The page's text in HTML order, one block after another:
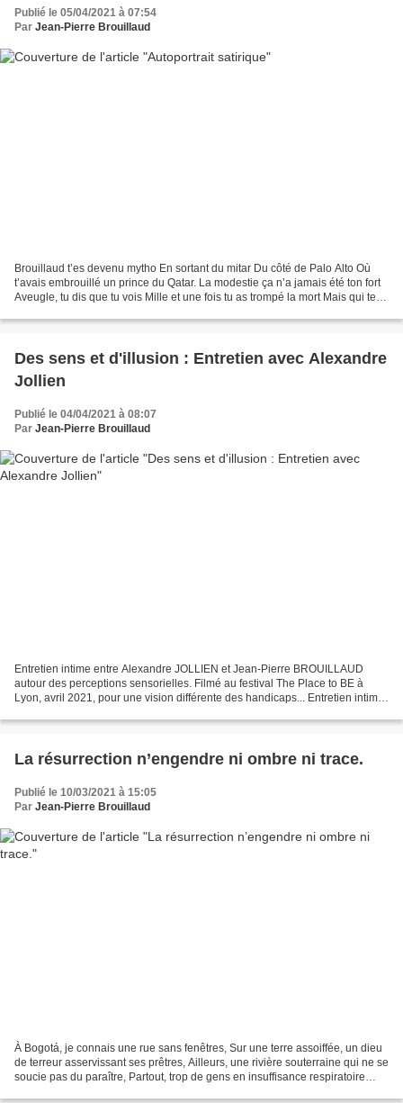
Publié le 05/04/2021 à 07:54
Par Jean-Pierre Brouillaud
Brouillaud t’es devenu mytho En sortant du mitar Du côté de Palo Alto Où
t’avais embrouillé un prince du Qatar. La modestie ça n’a jamais été ton fort
Aveugle, tu dis que tu vois Mille et une fois tu as trompé la mort Mais qui te
Des sens et d'illusion : Entretien avec Alexandre
Jollien
Publié le 04/04/2021 à 08:07
Par Jean-Pierre Brouillaud
Entretien intime entre Alexandre JOLLIEN et Jean-Pierre BROUILLAUD
autour des perceptions sensorielles. Filmé au festival The Place to BE à
Lyon, avril 2021, pour une vision différente des handicaps... Entretien intime
La résurrection n’engendre ni ombre ni trace.
Publié le 10/03/2021 à 15:05
Par Jean-Pierre Brouillaud
À Bogotá, je connais une rue sans fenêtres, Sur une terre assoiffée, un dieu
de terreur asservissant ses prêtres, Ailleurs, une rivière souterraine qui ne se
soucie pas du paraître, Partout, trop de gens en insuffisance respiratoire